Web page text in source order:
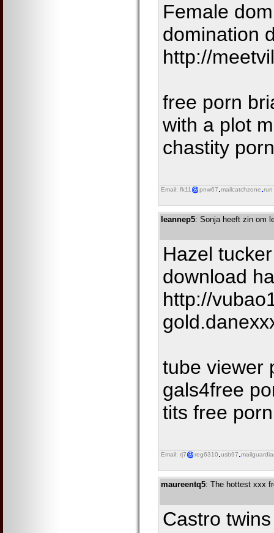
Female
domination
http://
free porn
with a plot
chastity
Email: fk11 pnw67 mailcatchzone run
leannep5: Sonja heeft zin om
Hazel
download
http://
tube viewer
gals4free
tits free
Email: rj7 reg6310 usb97
maureentq5: The hottest xxx
Castro